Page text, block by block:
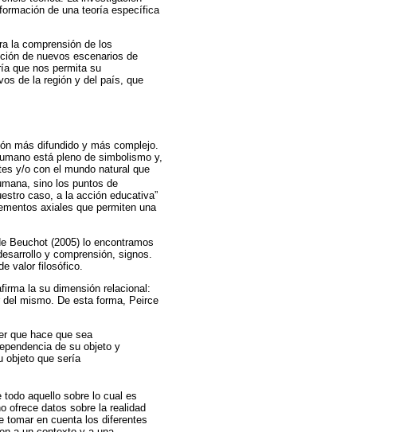
de una teoría específica
la comprensión de los
de nuevos escenarios de
que nos permita su
de la región y del país, que
más difundido y más complejo.
está pleno de simbolismo y,
y/o con el mundo natural que
sino los puntos de
caso, a la acción educativa”
axiales que permiten una
Beuchot (2005) lo encontramos
y comprensión, signos.
valor filosófico.
la su dimensión relacional:
mismo. De esta forma, Peirce
que hace que sea
de su objeto y
objeto que sería
aquello sobre lo cual es
ofrece datos sobre la realidad
tomar en cuenta los diferentes